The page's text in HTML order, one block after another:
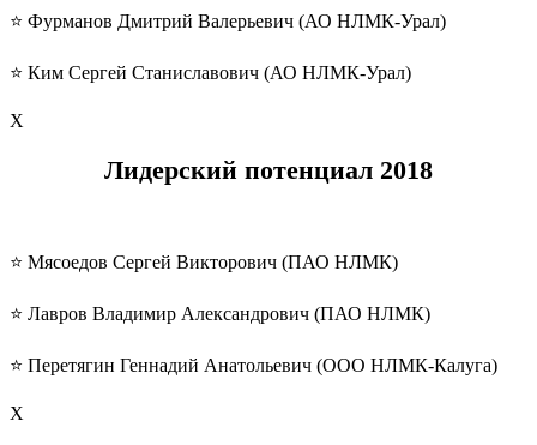
⭐️ Фурманов Дмитрий Валерьевич (АО НЛМК-Урал)
⭐️ Ким Сергей Станиславович (АО НЛМК-Урал)
Х
Лидерский потенциал 2018
⭐️ Мясоедов Сергей Викторович (ПАО НЛМК)
⭐️ Лавров Владимир Александрович (ПАО НЛМК)
⭐️ Перетягин Геннадий Анатольевич (ООО НЛМК-Калуга)
Х